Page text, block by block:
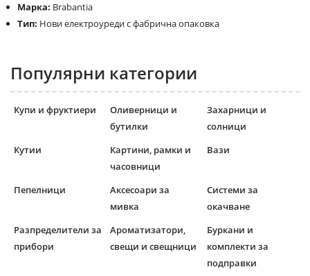
Марка: Brabantia
Тип: Нови електроуреди с фабрична опаковка
Популярни категории
Купи и фруктиери
Оливерници и
бутилки
Захарници и
солници
Кутии
Картини, рамки и
часовници
Вази
Пепелници
Аксесоари за
мивка
Системи за
окачване
Разпределители за
прибори
Ароматизатори,
свещи и свещници
Буркани и
комплекти за
подправки